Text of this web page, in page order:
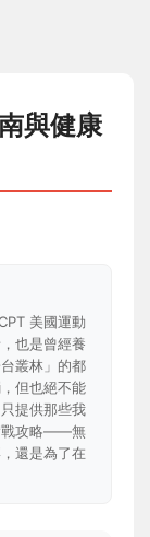
與健康
美國運動
也是曾經養
叢林」的都
但也絕不能
提供那些我
戰攻略——無
還是為了在